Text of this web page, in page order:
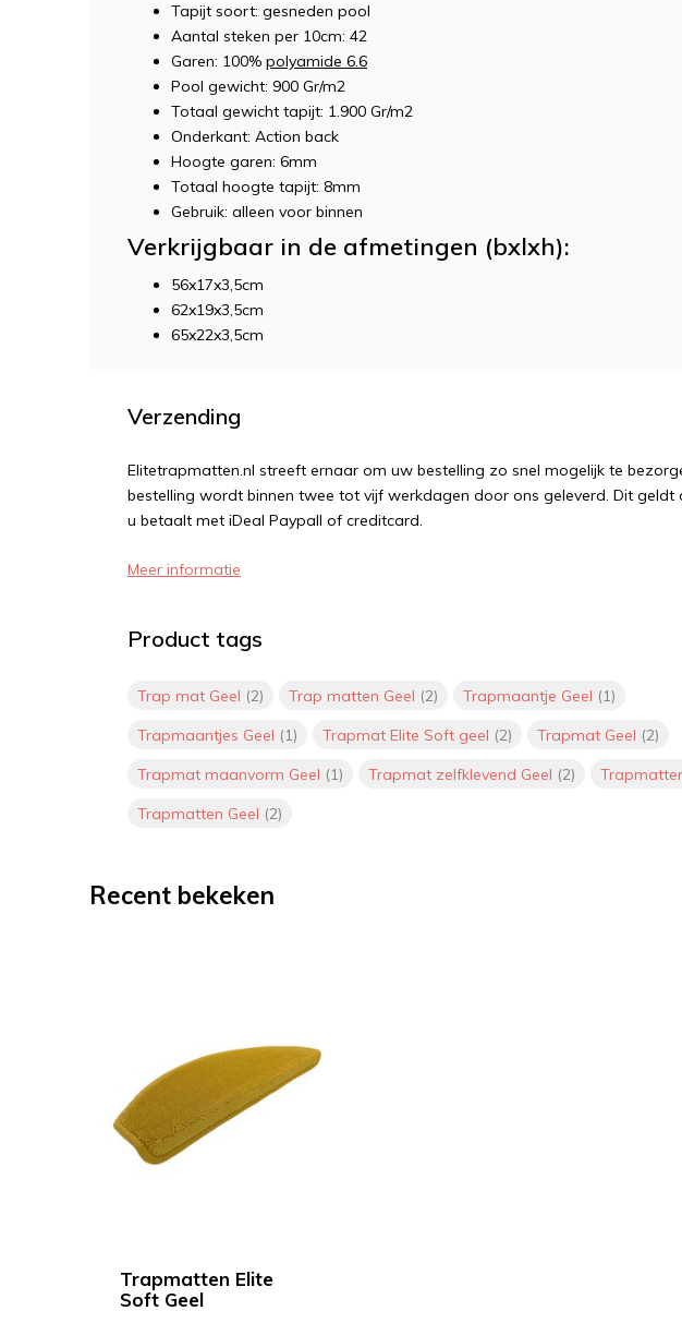
Tapijt soort: gesneden pool
Aantal steken per 10cm: 42
Garen: 100% polyamide 6.6
Pool gewicht: 900 Gr/m2
Totaal gewicht tapijt: 1.900 Gr/m2
Onderkant: Action back
Hoogte garen: 6mm
Totaal hoogte tapijt: 8mm
Gebruik: alleen voor binnen
Verkrijgbaar in de afmetingen (bxlxh):
56x17x3,5cm
62x19x3,5cm
65x22x3,5cm
Verzending
Elitetrapmatten.nl streeft ernaar om uw bestelling zo snel mogelijk te
bestelling wordt binnen twee tot vijf werkdagen door ons geleverd. Dit geldt
u betaalt met iDeal Paypall of creditcard.
Meer informatie
Product tags
Trap mat Geel (2) Trap matten Geel (2) Trapmaantje Geel (1)
Trapmaantjes Geel (1) Trapmat Elite Soft geel (2) Trapmat Geel (2)
Trapmat maanvorm Geel (1) Trapmat zelfklevend Geel (2)
Trapmatten Geel (2)
Recent bekeken
Trapmatten Elite
Soft Geel